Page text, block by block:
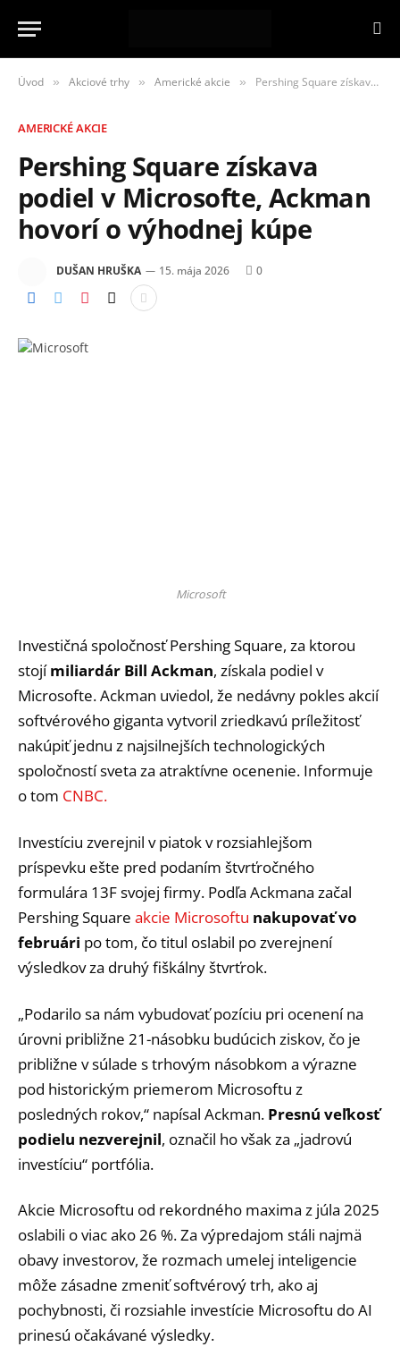
Úvod » Akciové trhy » Americké akcie » Pershing Square získava podiel v Microsofte, Ackman hovorí o výhodnej kúpe
AMERICKÉ AKCIE
Pershing Square získava
podiel v Microsofte, Ackman
hovorí o výhodnej kúpe
DUŠAN HRUŠKA 15. mája 2026 0
Microsoft
Investičná spoločnosť Pershing Square, za ktorou
stojímiliardár Bill Ackman, získala podiel v
Microsofte. Ackman uviedol, že nedávny pokles akcií
softvérového giganta vytvoril zriedkavú príležitosť
nakúpiť jednu z najsilnejších technologických
spoločností sveta za atraktívne ocenenie. Informuje
o tom CNBC.
Investíciu zverejnil v piatok v rozsiahlejšom
príspevku ešte pred podaním štvrťročného
formulára 13F svojej firmy. Podľa Ackmana začal
Pershing Square akcie Microsoftu nakupovať vo
februári po tom, čo titul oslabil po zverejnení
výsledkov za druhý fiškálny štvrťrok.
„Podarilo sa nám vybudovať pozíciu pri ocenení na
úrovni približne 21-násobku budúcich ziskov, čo je
približne v súlade s trhovým násobkom a výrazne
pod historickým priemerom Microsoftu z
posledných rokov,“ napísal Ackman. Presnú veľkosť
podielu nezverejnil, označil ho však za „jadrovú
investíciu“ portfólia.
Akcie Microsoftu od rekordného maxima z júla 2025
oslabili o viac ako 26 %. Za výpredajom stáli najmä
obavy investorov, že rozmach umelej inteligencie
môže zásadne zmeniť softvérový trh, ako aj
pochybnosti, či rozsiahle investície Microsoftu do AI
prinesú očakávané výsledky.